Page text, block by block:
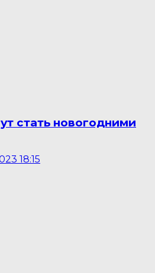
стать новогодними
18:15